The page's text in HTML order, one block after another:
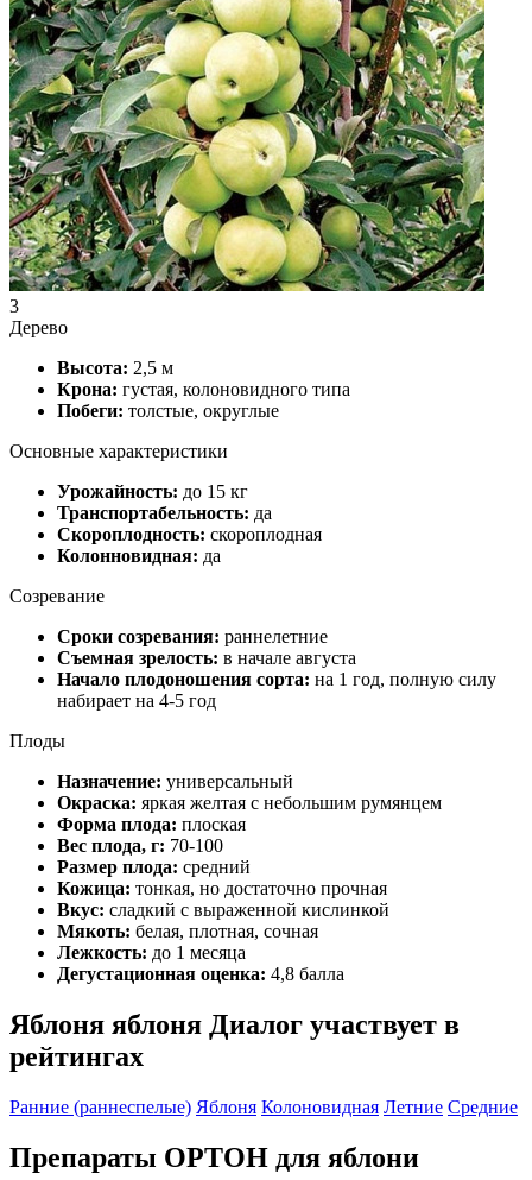
3
Дерево
Высота: 2,5 м
Крона: густая, колоновидного типа
Побеги: толстые, округлые
Основные характеристики
Урожайность: до 15 кг
Транспортабельность: да
Скороплодность: скороплодная
Колонновидная: да
Созревание
Сроки созревания: раннелетние
Съемная зрелость: в начале августа
Начало плодоношения сорта: на 1 год, полную силу
набирает на 4-5 год
Плоды
Назначение: универсальный
Окраска: яркая желтая с небольшим румянцем
Форма плода: плоская
Вес плода, г: 70-100
Размер плода: средний
Кожица: тонкая, но достаточно прочная
Вкус: сладкий с выраженной кислинкой
Мякоть: белая, плотная, сочная
Лежкость: до 1 месяца
Дегустационная оценка: 4,8 балла
Яблоня яблоня Диалог участвует в
рейтингах
Ранние (раннеспелые) Яблоня Колоновидная Летние Средние
Препараты ОРТОН для яблони